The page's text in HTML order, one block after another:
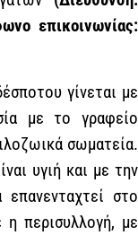
επικοινωνίας:
γίνεται με
με το γραφείο
σωματεία.
υγιή και με την
στο
η περισυλλογή, με